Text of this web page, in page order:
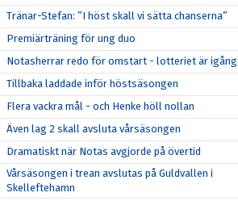
Tränar-Stefan: ”I höst skall vi sätta chanserna”
Premiärträning för ung duo
Notasherrar redo för omstart - lotteriet är igång
Tillbaka laddade inför höstsäsongen
Flera vackra mål - och Henke höll nollan
Även lag 2 skall avsluta vårsäsongen
Dramatiskt när Notas avgjorde på övertid
Vårsäsongen i trean avslutas på Guldvallen i
Skelleftehamn